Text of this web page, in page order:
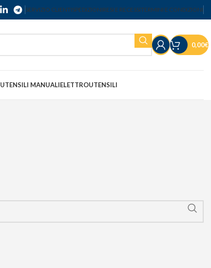
SERVIZIO CLIENTISPEDIZIONIRESI E RECESSITERMINI E CONDIZIONI
0,00€
UTENSILI MANUALIELETTROUTENSILI